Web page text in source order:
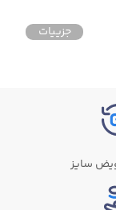
جزییات
سایز